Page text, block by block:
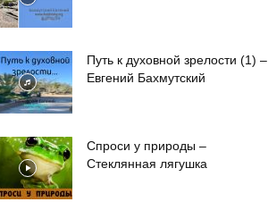
Путь к духовной зрелости (1) –
Евгений Бахмутский
Спроси у природы –
Стеклянная лягушка